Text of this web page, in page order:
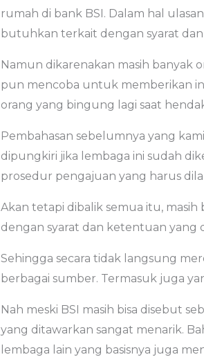
rumah di bank BSI. Dalam hal
butuhkan terkait dengan syarat
Namun dikarenakan masih banyak
pun mencoba untuk memberikan
orang yang bingung lagi saat
Pembahasan sebelumnya yang
dipungkiri jika lembaga ini sudah
prosedur pengajuan yang harus
Akan tetapi dibalik semua itu,
dengan syarat dan ketentuan yang
Sehingga secara tidak langsung
berbagai sumber. Termasuk juga
Nah meski BSI masih bisa disebut
yang ditawarkan sangat menarik.
lembaga lain yang basisnya juga